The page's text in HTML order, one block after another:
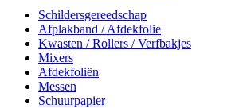
Schildersgereedschap
Afplakband / Afdekfolie
Kwasten / Rollers / Verfbakjes
Mixers
Afdekfoliën
Messen
Schuurpapier